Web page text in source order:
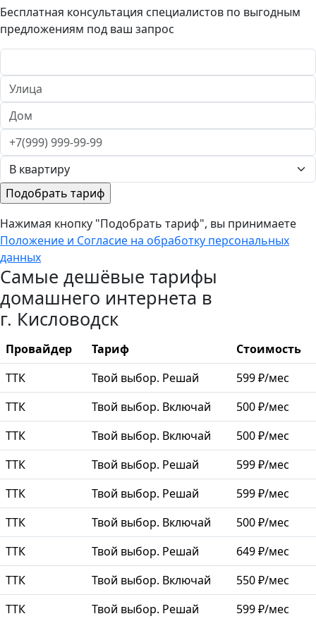
Бесплатная консультация специалистов по выгодным
предложениям под ваш запрос
Нажимая кнопку "Подобрать тариф", вы принимаете
Положение и Согласие на обработку персональных
данных
Самые дешёвые тарифы
домашнего интернета в
г. Кисловодск
Провайдер Тариф
Стоимость
ТТК
Твой выбор. Решай
599 ₽/мес
ТТК
Твой выбор. Включай
500 ₽/мес
ТТК
Твой выбор. Включай
500 ₽/мес
ТТК
Твой выбор. Решай
599 ₽/мес
ТТК
Твой выбор. Решай
599 ₽/мес
ТТК
Твой выбор. Включай
500 ₽/мес
ТТК
Твой выбор. Решай
649 ₽/мес
ТТК
Твой выбор. Включай
550 ₽/мес
ТТК
Твой выбор. Решай
599 ₽/мес